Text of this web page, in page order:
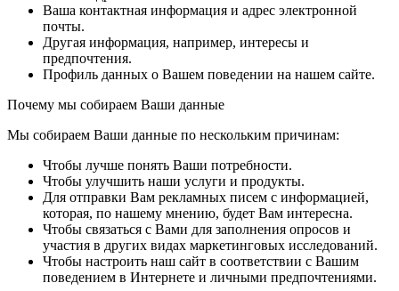
Ваша контактная информация и адрес электронной
почты.
Другая информация, например, интересы и
предпочтения.
Профиль данных о Вашем поведении на нашем сайте.
Почему мы собираем Ваши данные
Мы собираем Ваши данные по нескольким причинам:
Чтобы лучше понять Ваши потребности.
Чтобы улучшить наши услуги и продукты.
Для отправки Вам рекламных писем с информацией,
которая, по нашему мнению, будет Вам интересна.
Чтобы связаться с Вами для заполнения опросов и
участия в других видах маркетинговых исследований.
Чтобы настроить наш сайт в соответствии с Вашим
поведением в Интернете и личными предпочтениями.